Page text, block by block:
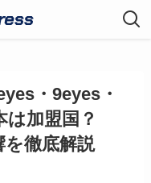
・9eyes・
加盟国？
徹底解説